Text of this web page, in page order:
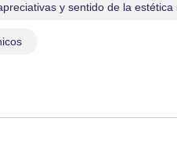
y sentido de la estética